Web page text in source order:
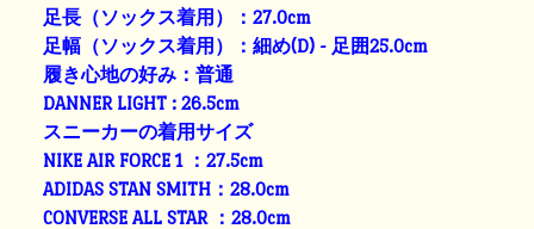
足長（ソックス着用）：27.0cm
足幅（ソックス着用）：細め(D) - 足囲25.0cm
履き心地の好み：普通
DANNER LIGHT : 26.5cm
スニーカーの着用サイズ
NIKE AIR FORCE 1 ：27.5cm
ADIDAS STAN SMITH：28.0cm
CONVERSE ALL STAR ：28.0cm